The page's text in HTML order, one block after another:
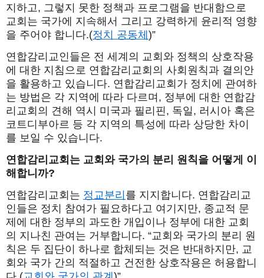
지하고, 그렇지 못한 정책과 프로그램을 반대함으로
교회는 국가에 지속해서 그리고 강력하게 윤리적 영향
을 주어야 합니다.(정치 공동체)”
연합감리교인들은 전 세계의 교회와 정책의 상호작용
에 대한 지침으로 연합감리교회의 사회원칙과 결의안
을 활용하고 있습니다. 연합감리교회가 정치에 관여하
는 방법은 각 지역에 따라 다르며, 정부에 대한 연합감
리교회의 견해 역시 미국과 필리핀, 독일, 러시아 혹은
코트디부아르 등 각 지역의 특성에 따라 상당한 차이
를 보일 수 있습니다.
연합감리교회는 교회와 국가의 분리 원칙을 어떻게 이
해합니까?
연합감리교회는 정교분리 를 지지합니다. 연합감리교
인들은 정치 참여가 필요하다고 여기지만, 종교적 문
제에 대한 정부의 과도한 개입이나 정부에 대한 교회
의 지나친 관여는 거부합니다. “교회와 국가의 분리 원
칙은 두 집단이 하나로 합체되는 것은 반대하지만, 교
회와 국가 간의 적절하고 건전한 상호작용은 허용합니